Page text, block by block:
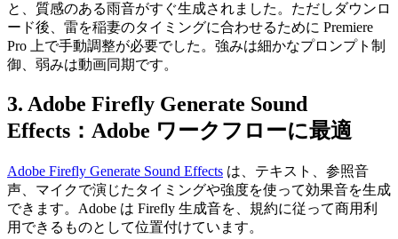
と、質感のある雨音がすぐ生成されました。ただしダウンロ
ード後、雷を稲妻のタイミングに合わせるために Premiere
Pro 上で手動調整が必要でした。強みは細かなプロンプト制
御、弱みは動画同期です。
3. Adobe Firefly Generate Sound
Effects：Adobe ワークフローに最適
Adobe Firefly Generate Sound Effects は、テキスト、参照音
声、マイクで演じたタイミングや強度を使って効果音を生成
できます。Adobe は Firefly 生成音を、規約に従って商用利
用できるものとして位置付けています。